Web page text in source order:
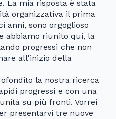
La mia risposta è stata
organizzativa il prima
anni, sono orgoglioso
abbiamo riunito qui, la
progressi che non
all'inizio della
la nostra ricerca
progressi e con una
su più fronti. Vorrei
presentarvi tre nuove